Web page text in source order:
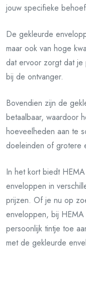
jouw specifieke
De gekleurde
maar ook van hoge
dat ervoor zorgt dat je
bij de ontvanger.
Bovendien zijn de
betaalbaar, waardoor
hoeveelheden aan te
doeleinden of grotere
In het kort biedt
enveloppen in
prijzen. Of je nu op
enveloppen, bij
persoonlijk tintje toe
met de gekleurde